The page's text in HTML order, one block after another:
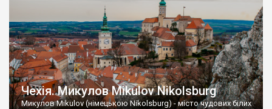
Чехія. Микулов Mikulov Nikolsburg
Микулов Mikulov (німецькою Nikolsburg) - місто чудових білих